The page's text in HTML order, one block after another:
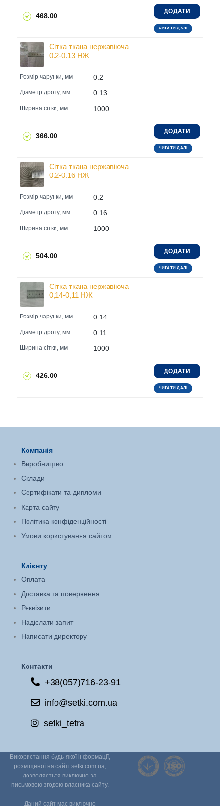
468.00
ДОДАТИ
ЧИТАТИ ДАЛІ
Сітка ткана нержавіюча
0.2-0.13 НЖ
Розмір чарунки, мм 0.2
Діаметр дроту, мм 0.13
Ширина сітки, мм 1000
366.00
ДОДАТИ
ЧИТАТИ ДАЛІ
Сітка ткана нержавіюча
0.2-0.16 НЖ
Розмір чарунки, мм 0.2
Діаметр дроту, мм 0.16
Ширина сітки, мм 1000
504.00
ДОДАТИ
ЧИТАТИ ДАЛІ
Сітка ткана нержавіюча
0,14-0,11 НЖ
Розмір чарунки, мм 0.14
Діаметр дроту, мм 0.11
Ширина сітки, мм 1000
426.00
ДОДАТИ
ЧИТАТИ ДАЛІ
Компанія
Виробництво
Склади
Сертифікати та дипломи
Карта сайту
Політика конфіденційності
Умови користування сайтом
Клієнту
Оплата
Доставка та повернення
Реквізити
Надіслати запит
Написати директору
Контакти
+38(057)716-23-91
info@setki.com.ua
setki_tetra
Використання будь-якої інформації,
розміщеної на сайті setki.com.ua,
дозволяється виключно за
письмовою згодою власника сайту.
Даний сайт має виключно